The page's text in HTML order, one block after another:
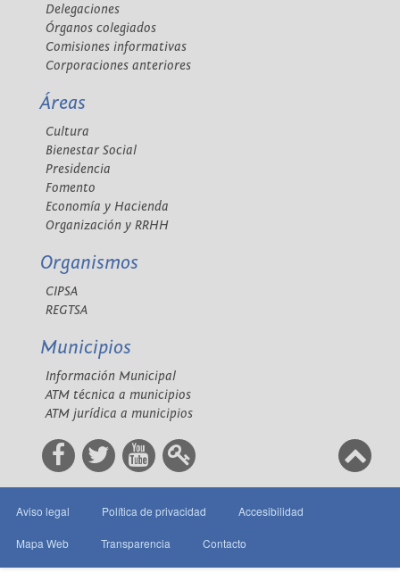
Delegaciones
Órganos colegiados
Comisiones informativas
Corporaciones anteriores
Áreas
Cultura
Bienestar Social
Presidencia
Fomento
Economía y Hacienda
Organización y RRHH
Organismos
CIPSA
REGTSA
Municipios
Información Municipal
ATM técnica a municipios
ATM jurídica a municipios
Aviso legal Política de privacidad Accesibilidad
Mapa Web Transparencia Contacto